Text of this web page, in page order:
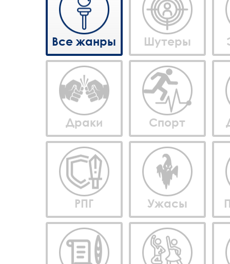
Все жанры Шутеры
Драки Спорт
РПГ Ужасы